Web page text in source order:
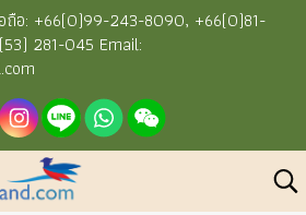
ถือ: +66(0)99-243-8090, +66(0)81-
281-045 Email: